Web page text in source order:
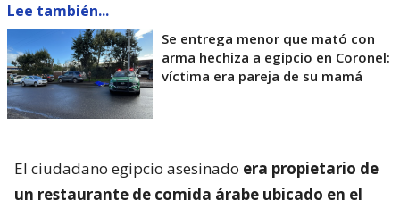
Lee también...
Se entrega menor que mató con
arma hechiza a egipcio en Coronel:
víctima era pareja de su mamá
El ciudadano egipcio asesinado era propietario de
un restaurante de comida árabe ubicado en el